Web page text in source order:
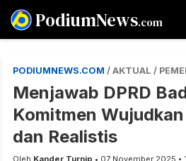
PodiumNews.com
PODIUMNEWS.COM / AKTUAL /
Menjawab DPRD
Komitmen
dan Realistis
Oleh Kander Turnip • 07 November 2025 •